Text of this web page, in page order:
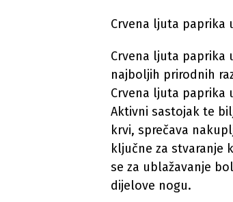
Crvena ljuta paprika
Crvena ljuta paprika
najboljih prirodnih
Crvena ljuta paprika
Aktivni sastojak te
krvi, sprečava
ključne za stvaranje
se za ublažavanje
dijelove nogu.